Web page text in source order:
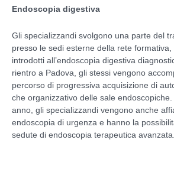
Endoscopia digestiva
Gli specializzandi svolgono una parte del
presso le sedi esterne della rete
introdotti all’endoscopia digestiva
rientro a Padova, gli stessi vengono
percorso di progressiva acquisizione di
che organizzativo delle sale
anno, gli specializzandi vengono anche
endoscopia di urgenza e hanno la
sedute di endoscopia terapeutica avanzata.